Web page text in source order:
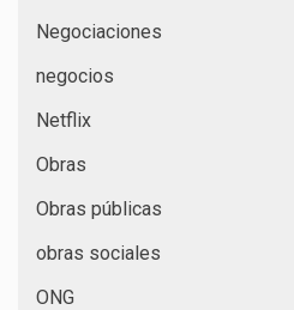
Negociaciones
negocios
Netflix
Obras
Obras públicas
obras sociales
ONG